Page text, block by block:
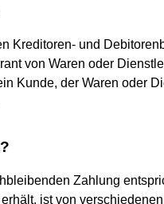
Kreditoren- und
von Waren oder
Kunde, der Waren oder
Zahlung
ist von